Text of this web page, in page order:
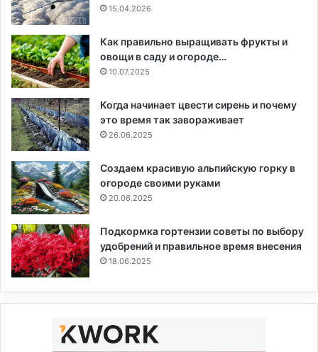
15.04.2026
Как правильно выращивать фрукты и
овощи в саду и огороде…
10.07.2025
Когда начинает цвести сирень и почему
это время так завораживает
26.06.2025
Создаем красивую альпийскую горку в
огороде своими руками
20.06.2025
Подкормка гортензии советы по выбору
удобрений и правильное время внесения
18.06.2025